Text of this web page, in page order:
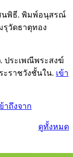
พิธี. พิมพ์อนุสรณ์
วัดธาตุทอง
ประเพณีพระสงฆ์
ราชวังชั้นใน.